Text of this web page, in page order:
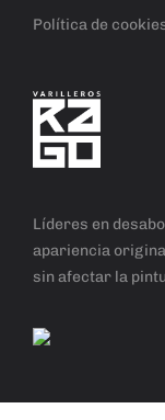
Política de
Líderes en
apariencia
sin afectar la